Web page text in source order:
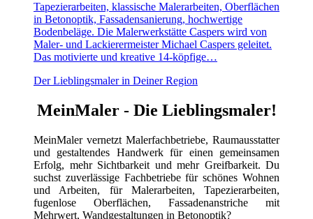
Tapezierarbeiten, klassische Malerarbeiten, Oberflächen
in Betonoptik, Fassadensanierung, hochwertige
Bodenbeläge. Die Malerwerkstätte Caspers wird von
Maler- und Lackierermeister Michael Caspers geleitet.
Das motivierte und kreative 14-köpfige…
Der Lieblingsmaler in Deiner Region
MeinMaler - Die Lieblingsmaler!
MeinMaler vernetzt Malerfachbetriebe, Raumausstatter
und gestaltendes Handwerk für einen gemeinsamen
Erfolg, mehr Sichtbarkeit und mehr Greifbarkeit. Du
suchst zuverlässige Fachbetriebe für schönes Wohnen
und Arbeiten, für Malerarbeiten, Tapezierarbeiten,
fugenlose Oberflächen, Fassadenanstriche mit
Mehrwert, Wandgestaltungen in Betonoptik?